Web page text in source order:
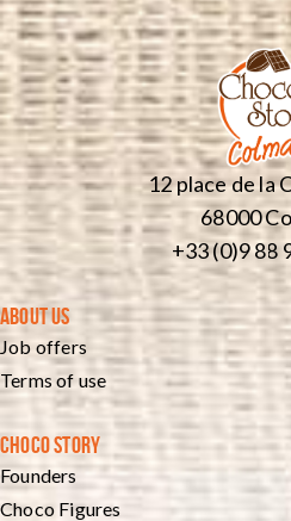
12 place de la
68000
+33 (0)9 88
ABOUT US
Job offers
Terms of use
CHOCO STORY
Founders
Choco Figures